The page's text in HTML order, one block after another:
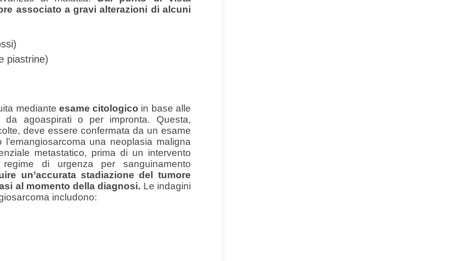
associato a gravi alterazioni di alcuni
piastrine)
mediante esame citologico in base alle
da agoaspirati o per impronta. Questa,
deve essere confermata da un esame
una neoplasia maligna
metastatico, prima di un intervento
di urgenza per sanguinamento
un’accurata stadiazione del tumore
al momento della diagnosi. Le indagini
includono: